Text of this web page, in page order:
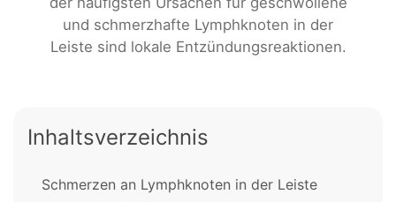
und schmerzhafte Lymphknoten in der
Leiste sind lokale Entzündungsreaktionen.
Inhaltsverzeichnis
Schmerzen an Lymphknoten in der Leiste